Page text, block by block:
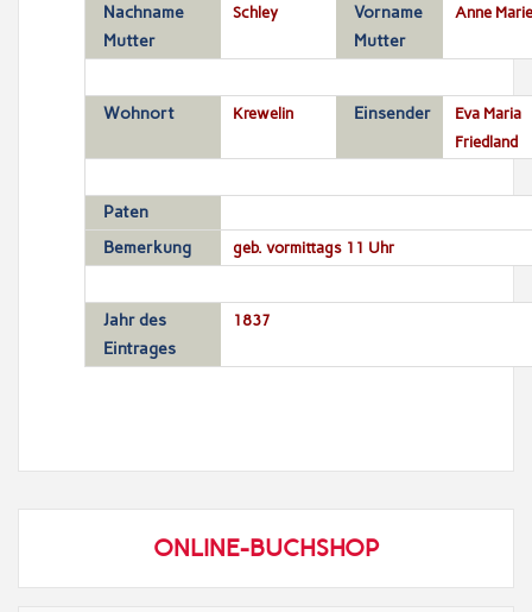
Nachname
Mutter
Schley
Vorname
Mutter
Anne Marie
Wohnort Krewelin Einsender
Eva Maria
Friedland
Paten
Bemerkung
geb. vormittags 11 Uhr
Jahr des
Eintrages
1837
ONLINE-BUCHSHOP